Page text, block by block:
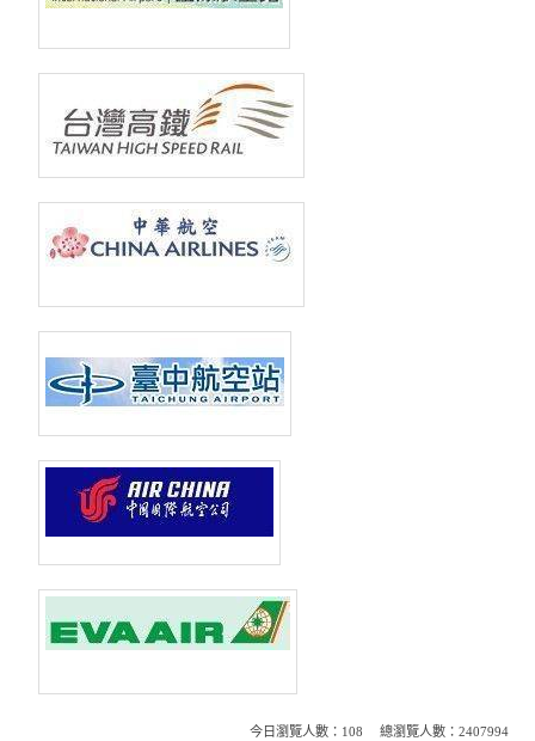
今日瀏覽人數： 108 總瀏覽人數： 2407994